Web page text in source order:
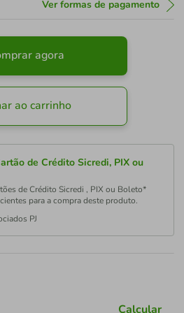
Ver formas de pagamento
agora
ao carrinho
de Crédito Sicredi, PIX ou
de Crédito Sicredi , PIX ou Boleto*
para a compra deste produto.
PJ
Calcular